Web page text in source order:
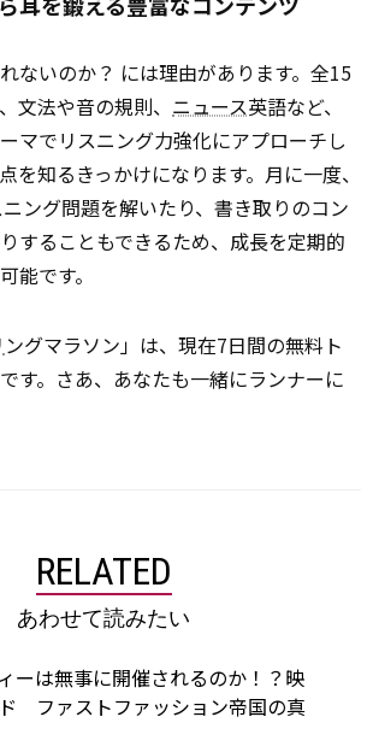
ないのか？ には理由があります。全15
文法や音の規則、 ニュース英語など、
マでリスニング力強化にアプローチし
を知るきっかけになります。月に一度、
ング問題を解いたり、書き取りのコン
することもできるため、成長を定期的
能です。
ングマラソン」は、現在7日間の無料ト
す。さあ、あなたも一緒にランナーに
RELATED
あわせて読みたい
ーは無事に開催されるのか！？映
ファストファッション帝国の真